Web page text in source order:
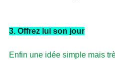
3. Offrez lui son jour
Enfin une idée simple mais